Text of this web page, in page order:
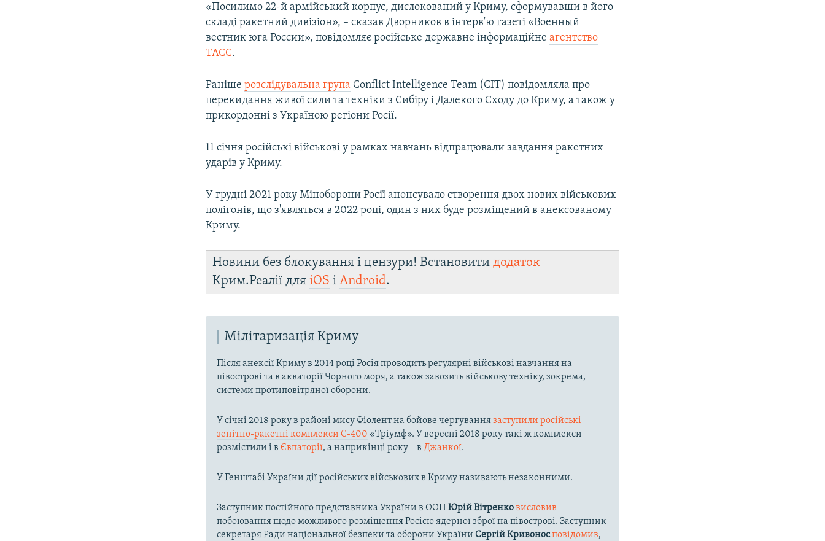
«Посилимо 22-й армійський корпус, дислокований у Криму, сформувавши в його
складі ракетний дивізіон», – сказав Дворников в інтерв'ю газеті «Военный
вестник юга России», повідомляє російське державне інформаційнеагентство
ТАСС.
Ранішерозслідувальна група Conflict Intelligence Team (CIT) повідомляла про
перекидання живої сили та техніки з Сибіру і Далекого Сходу до Криму, а також у
прикордонні з Україною регіони Росії.
11 січня російські військові у рамках навчань відпрацювали завдання ракетних
ударів у Криму.
У грудні 2021 року Міноборони Росії анонсувало створення двох нових військових
полігонів, що з'являться в 2022 році, один з них буде розміщений в анексованому
Криму.
Новини без блокування і цензури! Встановитидодаток
Крим.Реалії дляiOS іAndroid.
Мілітаризація Криму
Після анексії Криму в 2014 році Росія проводить регулярні військові навчання на
півострові та в акваторії Чорного моря, а також завозить військову техніку, зокрема,
системи протиповітряної оборони.
У січні 2018 року в районі мису Фіолент на бойове чергуваннязаступили російські
зенітно-ракетні комплекси С-400 «Тріумф». У вересні 2018 року такі ж комплекси
розмістили і вЄвпаторії, а наприкінці року – вДжанкої.
У Генштабі України дії російських військових в Криму називають незаконними.
Заступник постійного представника України в ООНЮрій Вітренковисловив
побоювання щодо можливого розміщення Росією ядерної зброї на півострові. Заступник
секретаря Ради національної безпеки та оборони УкраїниСергій Кривоносповідомив,